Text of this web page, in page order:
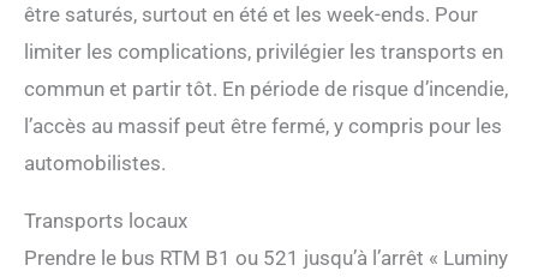
être saturés, surtout en été et les week-ends. Pour
limiter les complications, privilégier les transports en
commun et partir tôt. En période de risque d’incendie,
l’accès au massif peut être fermé, y compris pour les
automobilistes.
Transports locaux
Prendre le bus RTM B1 ou 521 jusqu’à l’arrêt « Luminy